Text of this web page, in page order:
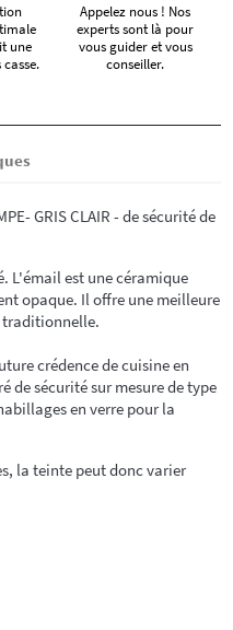
une
Appelez nous ! Nos
experts sont là pour
vous guider et vous
conseiller.
GRIS CLAIR- de sécuritéde
L'émail est une céramique
opaque. Il offre une meilleure
traditionnelle.
crédence de cuisine en
de sécurité sur mesure de type
en verre pour la
la teinte peut donc varier